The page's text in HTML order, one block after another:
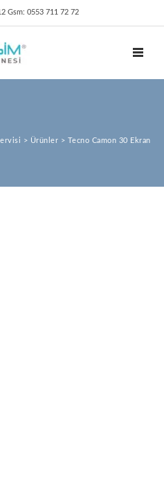
Gsm: 0553 711 72 72
> Ürünler > Tecno Camon 30 Ekran